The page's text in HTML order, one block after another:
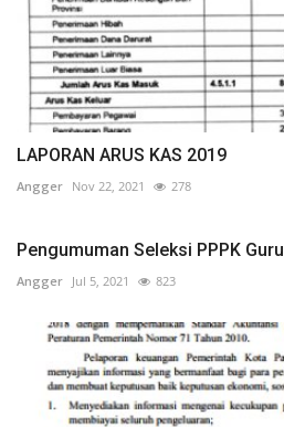
LAPORAN ARUS KAS 2019
Angger Nov 22, 2021 278
Pengumuman Seleksi PPPK Guru
Angger Jul 5, 2021 823